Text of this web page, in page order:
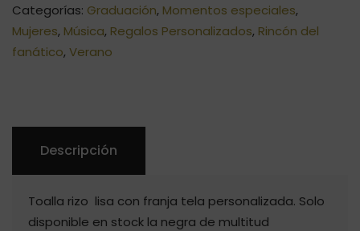
27,00€.21,00€.
Categorías: Graduación, Momentos especiales,
Mujeres, Música, Regalos Personalizados, Rincón del
fanático, Verano
Descripción
Toalla rizo lisa con franja tela personalizada. Solo
disponible en stock la negra de multitud